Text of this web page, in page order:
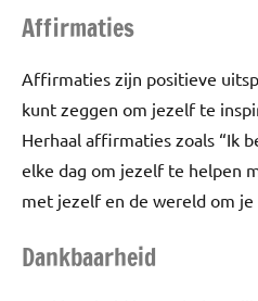
Affirmaties
Affirmaties zijn positieve
kunt zeggen om jezelf te
Herhaal affirmaties zoals “Ik
elke dag om jezelf te helpen
met jezelf en de wereld om je
Dankbaarheid